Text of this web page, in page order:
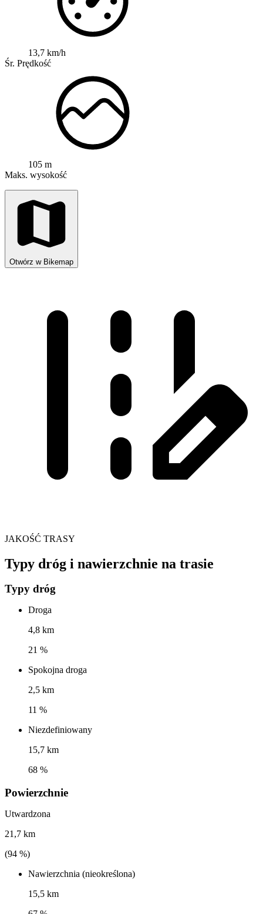
13,7 km/h
Śr. Prędkość
105 m
Maks. wysokość
Otwórz w Bikemap
JAKOŚĆ TRASY
Typy dróg i nawierzchnie na trasie
Typy dróg
Droga
4,8 km
21 %
Spokojna droga
2,5 km
11 %
Niezdefiniowany
15,7 km
68 %
Powierzchnie
Utwardzona
21,7 km
(94 %)
Nawierzchnia (nieokreślona)
15,5 km